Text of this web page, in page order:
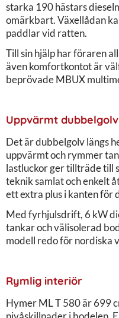
starka 190 hästars
omärkbart. Växellådan
paddlar vid ratten.
Till sin hjälp har föraren
även komfortkontot är
beprövade MBUX
Uppvärmt dubbelgolv
Det är dubbelgolv längs
uppvärmt och rymmer
lastluckor ger tillträde till
teknik samlat och enkelt
ett extra plus i kanten för
Med fyrhjulsdrift, 6 kW
tankar och välisolerad
modell redo för nordiska
Rymlig interiör
Hymer ML T 580 är 699